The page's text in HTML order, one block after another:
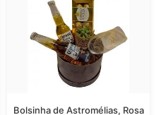
Bolsinha de Astromélias, Rosa